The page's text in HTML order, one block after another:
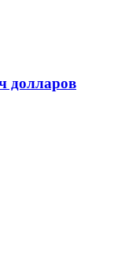
долларов